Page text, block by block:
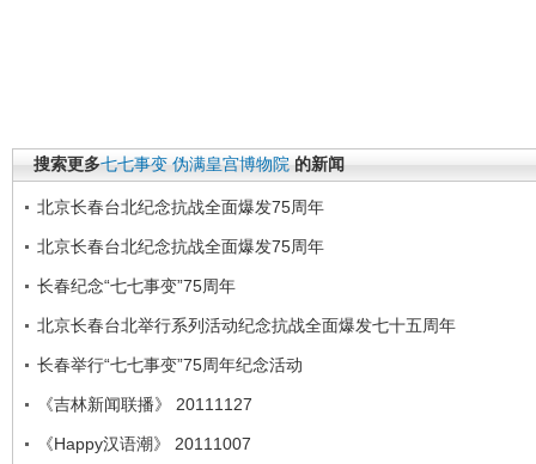
搜索更多七七事变 伪满皇宫博物院 的新闻
北京长春台北纪念抗战全面爆发75周年
北京长春台北纪念抗战全面爆发75周年
长春纪念“七七事变”75周年
北京长春台北举行系列活动纪念抗战全面爆发七十五周年
长春举行“七七事变”75周年纪念活动
《吉林新闻联播》 20111127
《Happy汉语潮》 20111007